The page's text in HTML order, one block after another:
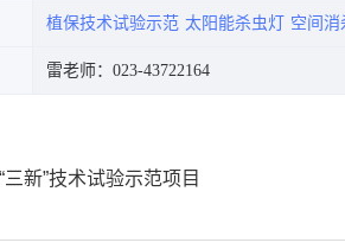
植保技术试验示范 太阳能杀虫灯 空间消
雷老师：023-43722164
新”技术试验示范项目